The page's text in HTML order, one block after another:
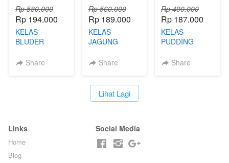
Rp 580.000
Rp 194.000
KELAS
BLUDER
CHEF DITA
Share
Rp 560.000
Rp 189.000
KELAS
JAGUNG
TAIWAN -
FOOD- BY
CHEF
Share
Rp 490.000
Rp 187.000
KELAS
PUDDING
HOL**ND -
Share
`Lihat Lagi
Links
Home
Blog
Social Media